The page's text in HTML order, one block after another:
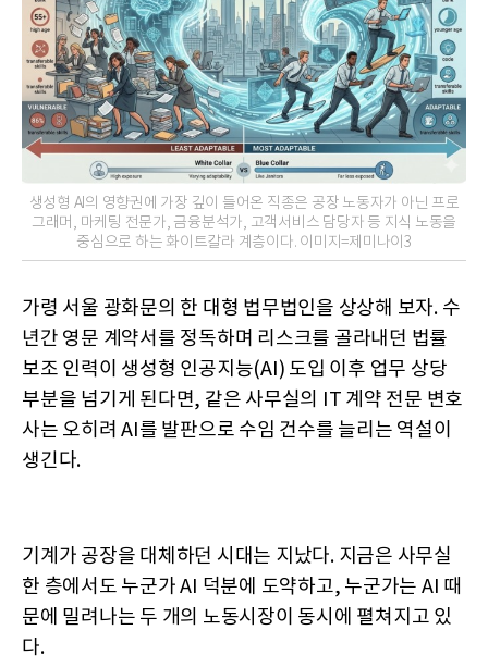
생성형 AI의 영향권에 가장 깊이 들어온 직종은 공장 노동자가 아닌 프로
그래머, 마케팅 전문가, 금융분석가, 고객서비스 담당자 등 지식 노동을
중심으로 하는 화이트칼라 계층이다. 이미지=제미나이3
가령 서울 광화문의 한 대형 법무법인을 상상해 보자. 수
년간 영문 계약서를 정독하며 리스크를 골라내던 법률
보조 인력이 생성형 인공지능(AI) 도입 이후 업무 상당
부분을 넘기게 된다면, 같은 사무실의 IT 계약 전문 변호
사는 오히려 AI를 발판으로 수임 건수를 늘리는 역설이
생긴다.
기계가 공장을 대체하던 시대는 지났다. 지금은 사무실
한 층에서도 누군가 AI 덕분에 도약하고, 누군가는 AI 때
문에 밀려나는 두 개의 노동시장이 동시에 펼쳐지고 있
다.